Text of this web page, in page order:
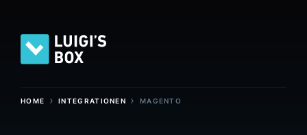
HOME ›INTEGRATIONEN › MAGENTO